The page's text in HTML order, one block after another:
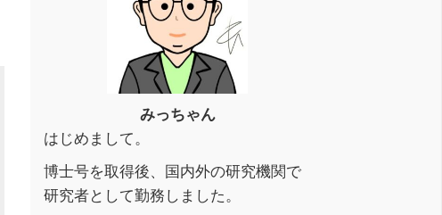
みっちゃん
はじめまして。
博士号を取得後、国内外の研究機関で
研究者として勤務しました。